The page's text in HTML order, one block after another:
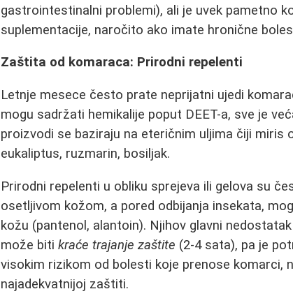
gastrointestinalni problemi), ali je uvek pametno
suplementacije, naročito ako imate hronične
Zaštita od komaraca: Prirodni repelenti
Letnje mesece često prate neprijatni ujedi
mogu sadržati hemikalije poput DEET-a, sve je
proizvodi se baziraju na eteričnim uljima čiji miris
eukaliptus, ruzmarin, bosiljak.
Prirodni repelenti u obliku sprejeva ili gelova su
osetljivom kožom, a pored odbijanja insekata,
kožu (pantenol, alantoin). Njihov glavni
može bitikraće trajanje zaštite (2-4 sata), pa je
visokim rizikom od bolesti koje prenose komarci,
najadekvatnijoj zaštiti.